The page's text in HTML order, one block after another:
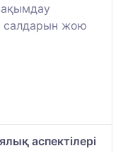
салдарын жою
аспектілері